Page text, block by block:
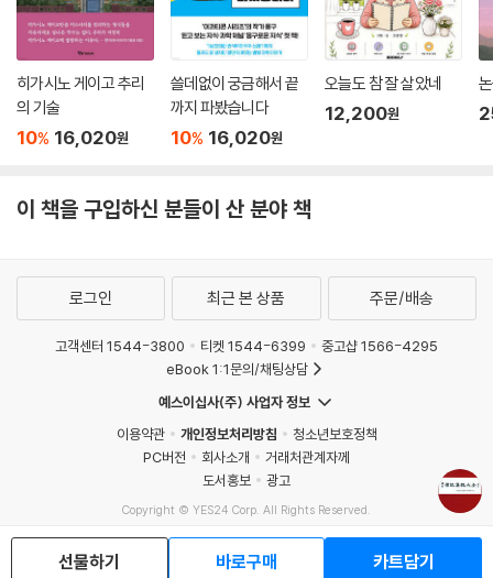
히가시노 게이고 추리
의 기술
10% 16,020원
쓸데없이 궁금해서 끝
까지 파봤습니다
10% 16,020원
오늘도 참 잘 살았네
12,200원
이 책을 구입하신 분들이 산 분야 책
선물하기 바로구매 카트담기
로그인 최근 본 상품 주문/배송
고객센터 1544-3800 티켓 1544-6399
중고샵 1566-4295
eBook 1:1문의/채팅상담
예스이십사(주) 사업자 정보
이용약관
개인정보처리방침
청소년보호정책
PC버전
회사소개
거래처관계자께
도서홍보
광고
Copyright © YES24 Corp. All Rights Reserved.